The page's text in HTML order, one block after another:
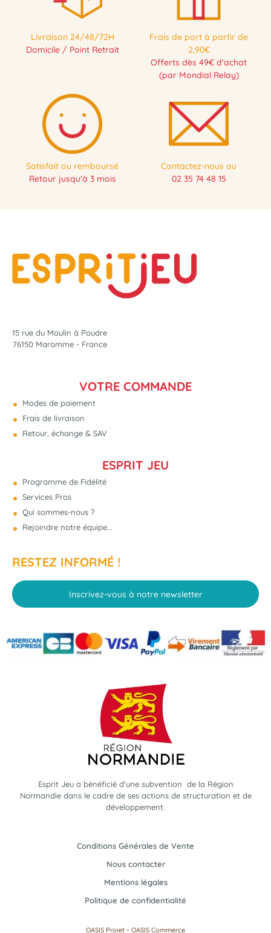
Livraison 24/48/72H
Domicile / Point Retrait
Frais de port à partir de
2,90€
Offerts dès 49€ d'achat
(par Mondial Relay)
Satisfait ou remboursé
Retour jusqu'à 3 mois
Contactez-nous au
02 35 74 48 15
15 rue du Moulin à Poudre
76150 Maromme - France
VOTRE COMMANDE
Modes de paiement
Frais de livraison
Retour, échange & SAV
ESPRIT JEU
Programme de Fidélité
Services Pros
Qui sommes-nous ?
Rejoindre notre équipe...
RESTEZ INFORMÉ !
Inscrivez-vous à notre newsletter
Esprit Jeu a bénéficié d'une subvention de la Région
Normandie dans le cadre de ses actions de structuration et de
développement.
Conditions Générales de Vente
Nous contacter
Mentions légales
Politique de confidentialité
OASIS Projet - OASIS Commerce